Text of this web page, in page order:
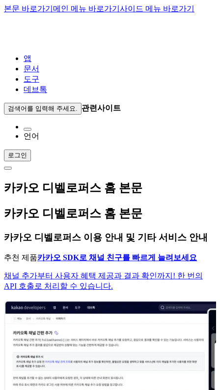
본문 바로가기 메인 메뉴 바로가기 사이드 메뉴 바로가기
앱
문서
도구
데브톡
검색어를 입력해 주세요. 관련사이트
언어
로그인
카카오 디벨로퍼스 홈 본문
카카오 디벨로퍼스 홈 본문
카카오 디벨로퍼스 이용 안내 및 기타 서비스 안내
추천 제품카카오 SDK로 채널 친구를 빠르게 늘려보세요
채널 추가부터 사용자 혜택 제공과 결과 확인까지! 한 번의
API 호출로 처리할 수 있습니다.